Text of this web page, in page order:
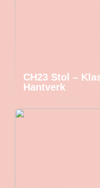
CH23 Stol –
Hantverk